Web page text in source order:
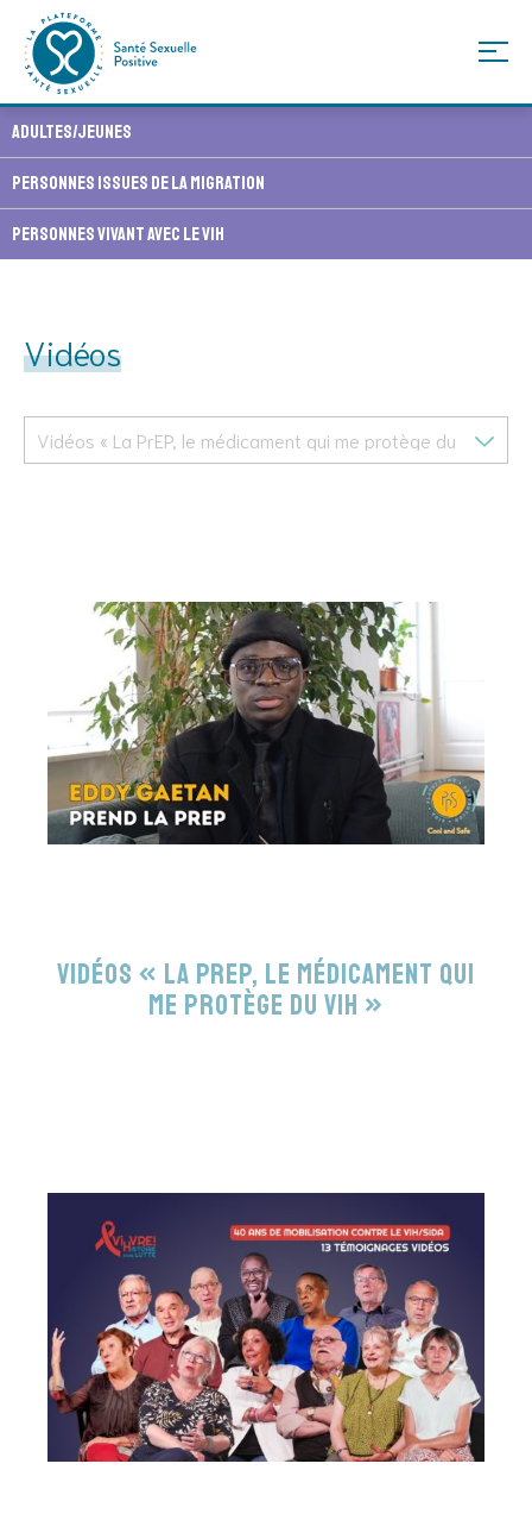
to
content
Adultes/Jeunes
Personnes issues de la migration
Personnes vivant avec le VIH
Vidéos
Vidéos « La PrEP, le médicament qui
me protège du VIH »